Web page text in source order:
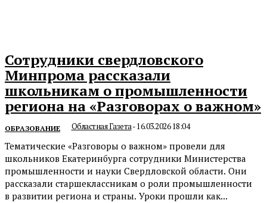
Сотрудники свердловского
Минпрома рассказали
школьникам о промышленности
региона на «Разговорах о важном»
ОБРАЗОВАНИЕ Областная Газета-16.03.2026 18:04
Тематические «Разговоры о важном» провели для
школьников Екатеринбурга сотрудники Министерства
промышленности и науки Свердловской области. Они
рассказали старшеклассникам о роли промышленности
в развитии региона и страны. Уроки прошли как...